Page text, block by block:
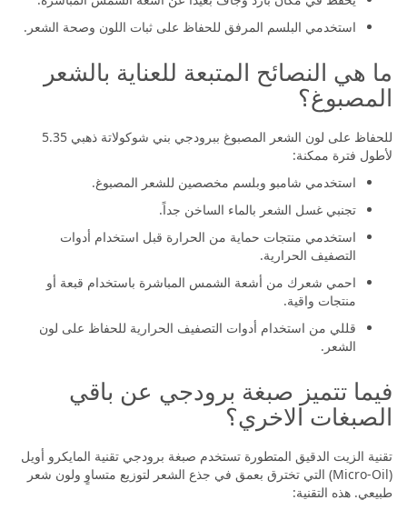
استخدمي البلسم المرفق للحفاظ على ثبات اللون وصحة الشعر.
ما هي النصائح المتبعة للعناية بالشعر
المصبوغ؟
للحفاظ على لون الشعر المصبوغ ببرودجي بني شوكولاتة ذهبي 5.35
لأطول فترة ممكنة:
استخدمي شامبو وبلسم مخصصين للشعر المصبوغ.
تجنبي غسل الشعر بالماء الساخن جداً.
استخدمي منتجات حماية من الحرارة قبل استخدام أدوات
التصفيف الحرارية.
احمي شعرك من أشعة الشمس المباشرة باستخدام قبعة أو
منتجات واقية.
قللي من استخدام أدوات التصفيف الحرارية للحفاظ على لون
الشعر.
فيما تتميز صبغة برودجي عن باقي
الصبغات الاخري؟
تقنية الزيت الدقيق المتطورة تستخدم صبغة برودجي تقنية المايكرو أويل
(Micro-Oil) التي تخترق بعمق في جذع الشعر لتوزيع متساوٍ ولون شعر
طبيعي. هذه التقنية: